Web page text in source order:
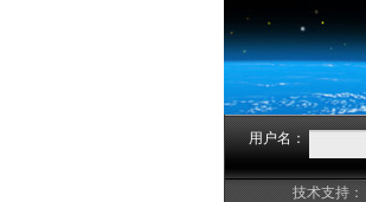
用户名：
技术支持：